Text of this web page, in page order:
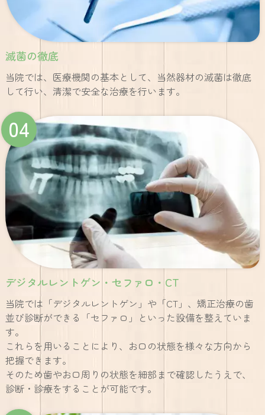
滅菌の徹底
当院では、医療機関の基本として、当然器材の滅菌は徹底
して行い、清潔で安全な治療を行います。
04
デジタルレントゲン・セファロ・CT
当院では「デジタルレントゲン」や「CT」、矯正治療の歯
並び診断ができる「セファロ」といった設備を整えていま
す。
これらを用いることにより、お口の状態を様々な方向から
把握できます。
そのため歯やお口周りの状態を細部まで確認したうえで、
診断・診療をすることが可能です。